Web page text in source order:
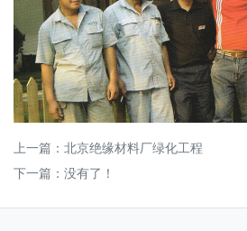
上一篇： 北京绝缘材料厂绿化工程
下一篇：没有了！